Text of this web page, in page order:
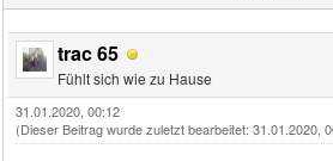
trac 65
Fühlt sich wie zu Hause
31.01.2020, 00:12
(Dieser Beitrag wurde zuletzt bearbeitet: 31.01.2020,